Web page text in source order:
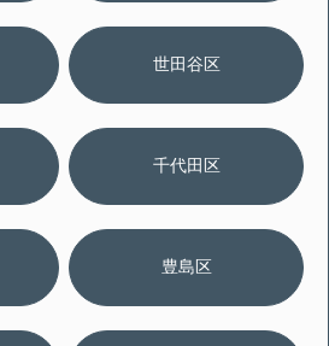
世田谷区
千代田区
豊島区